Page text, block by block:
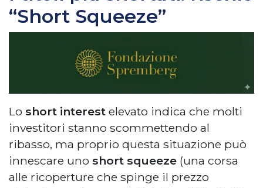
“Short Squeeze”
Lo short interest elevato indica che molti
investitori stanno scommettendo al
ribasso, ma proprio questa situazione può
innescare uno short squeeze (una corsa
alle ricoperture che spinge il prezzo